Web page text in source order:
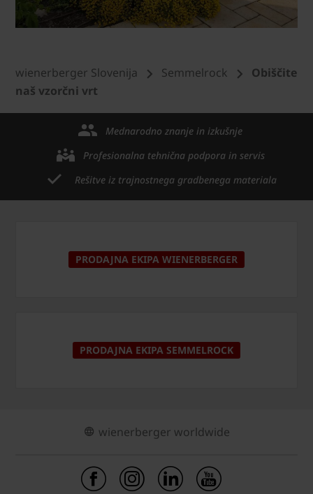
wienerberger Slovenija Semmelrock
Obiščite
naš vzorčni vrt
Mednarodno znanje in izkušnje
Profesionalna tehnična podpora in servis
Rešitve iz trajnostnega gradbenega materiala
PRODAJNA EKIPA WIENERBERGER
PRODAJNA EKIPA SEMMELROCK
wienerberger worldwide